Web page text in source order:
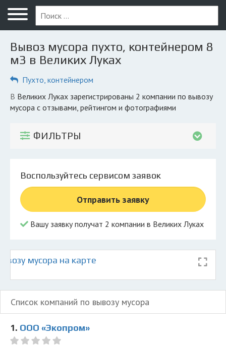
Меню
Главная
Вопрос юристу
Компании
Экоблог
© 2026 Все права защищены
Вывоз мусора пухто, контейнером 8
м3 в Великих Луках
Пухто, контейнером
в Великих Луках зарегистрированы 2 компании по вывозу
мусора с отзывами, рейтингом и фотографиями
ФИЛЬТРЫ
Воспользуйтесь сервисом заявок
Отправить заявку
Вашу заявку получат 2 компании в Великих Луках
мусора на карте
Список компаний по вывозу мусора
1. ООО «Экопром»